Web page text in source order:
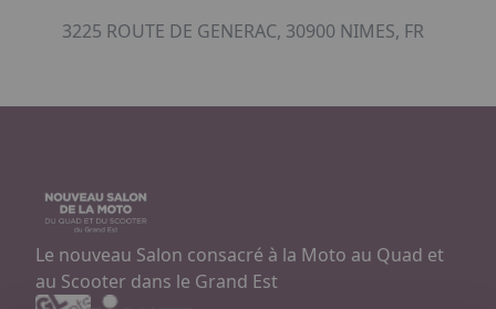
3225 ROUTE DE GENERAC, 30900 NIMES, FR
Le nouveau Salon consacré à la Moto au Quad et
au Scooter dans le Grand Est